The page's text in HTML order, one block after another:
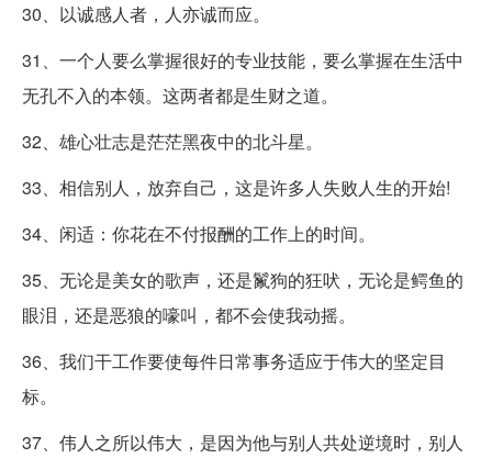
30、以诚感人者，人亦诚而应。
31、一个人要么掌握很好的专业技能，要么掌握在生活中
无孔不入的本领。这两者都是生财之道。
32、雄心壮志是茫茫黑夜中的北斗星。
33、相信别人，放弃自己，这是许多人失败人生的开始!
34、闲适：你花在不付报酬的工作上的时间。
35、无论是美女的歌声，还是鬣狗的狂吠，无论是鳄鱼的
眼泪，还是恶狼的嚎叫，都不会使我动摇。
36、我们干工作要使每件日常事务适应于伟大的坚定目
标。
37、伟人之所以伟大，是因为他与别人共处逆境时，别人